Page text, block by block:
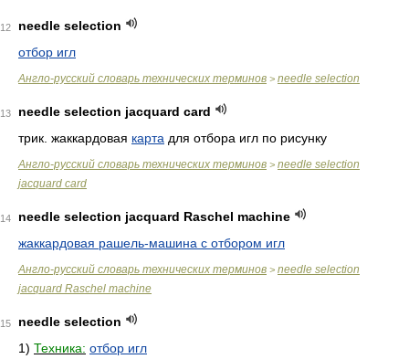
12
needle selection
отбор игл
Англо-русский словарь технических терминов > needle selection
13
needle selection jacquard card
трик. жаккардовая карта для отбора игл по рисунку
Англо-русский словарь технических терминов > needle selection
jacquard card
14
needle selection jacquard Raschel machine
жаккардовая рашель-машина с отбором игл
Англо-русский словарь технических терминов > needle selection
jacquard Raschel machine
15
needle selection
1) Техника: отбор игл